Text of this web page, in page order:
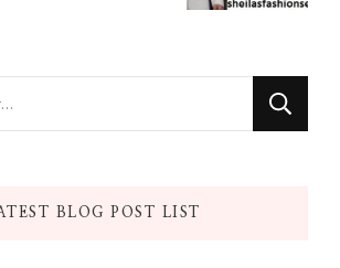
BLOG POST LIST